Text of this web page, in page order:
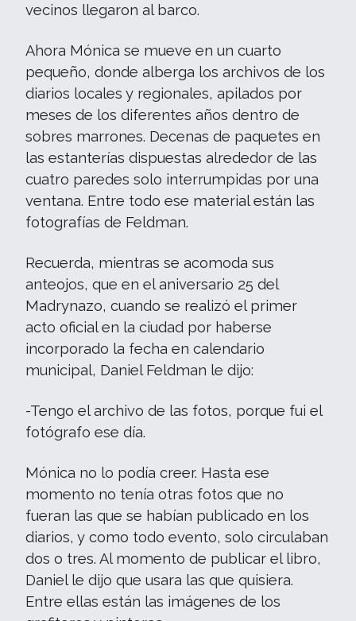
vecinos llegaron al barco.
Ahora Mónica se mueve en un cuarto
pequeño, donde alberga los archivos de los
diarios locales y regionales, apilados por
meses de los diferentes años dentro de
sobres marrones. Decenas de paquetes en
las estanterías dispuestas alrededor de las
cuatro paredes solo interrumpidas por una
ventana. Entre todo ese material están las
fotografías de Feldman.
Recuerda, mientras se acomoda sus
anteojos, que en el aniversario 25 del
Madrynazo, cuando se realizó el primer
acto oficial en la ciudad por haberse
incorporado la fecha en calendario
municipal, Daniel Feldman le dijo:
-Tengo el archivo de las fotos, porque fui el
fotógrafo ese día.
Mónica no lo podía creer. Hasta ese
momento no tenía otras fotos que no
fueran las que se habían publicado en los
diarios, y como todo evento, solo circulaban
dos o tres. Al momento de publicar el libro,
Daniel le dijo que usara las que quisiera.
Entre ellas están las imágenes de los